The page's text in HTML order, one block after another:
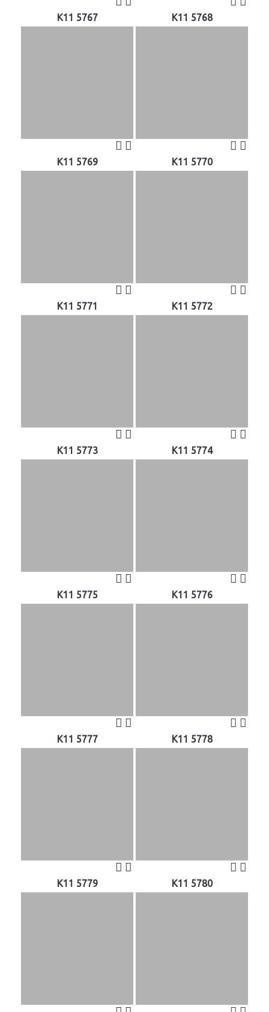
K11 5767 K11 5768
K11 5769 K11 5770
K11 5771 K11 5772
K11 5773 K11 5774
K11 5775 K11 5776
K11 5777 K11 5778
K11 5779 K11 5780